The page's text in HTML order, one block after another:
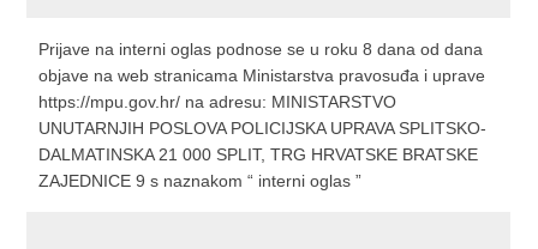
Prijave na interni oglas podnose se u roku 8 dana od dana
objave na web stranicama Ministarstva pravosuđa i uprave
https://mpu.gov.hr/ na adresu: MINISTARSTVO
UNUTARNJIH POSLOVA POLICIJSKA UPRAVA SPLITSKO-
DALMATINSKA 21 000 SPLIT, TRG HRVATSKE BRATSKE
ZAJEDNICE 9 s naznakom “ interni oglas ”